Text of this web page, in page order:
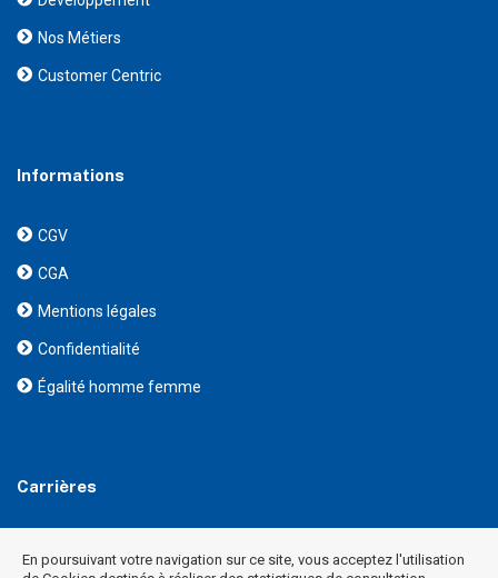
Nos Métiers
Customer Centric
Informations
CGV
CGA
Mentions légales
Confidentialité
Égalité homme femme
Carrières
En poursuivant votre navigation sur ce site, vous acceptez l'utilisation